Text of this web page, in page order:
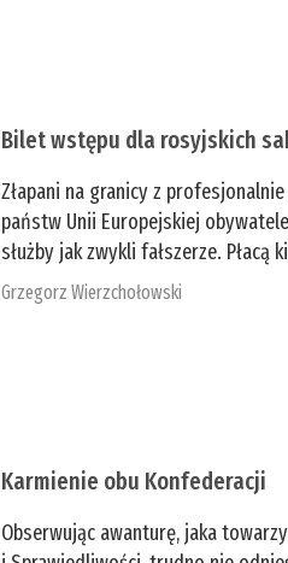
Bilet wstępu dla rosyjskich
Złapani na granicy z
państw Unii Europejskiej
służby jak zwykli fałszerze.
Grzegorz Wierzchołowski
Karmienie obu Konfederacji
Obserwując awanturę, jaka